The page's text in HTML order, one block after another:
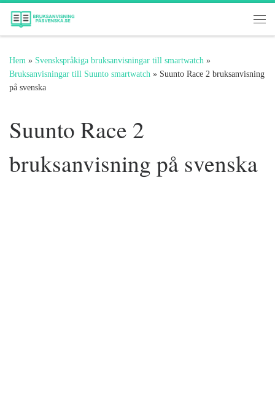
Hoppa till innehåll
Hem » Svenskspråkiga bruksanvisningar till smartwatch »
Bruksanvisningar till Suunto smartwatch » Suunto Race 2 bruksanvisning
på svenska
Suunto Race 2
bruksanvisning på svenska